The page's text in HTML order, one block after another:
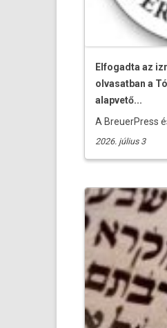
Elfogadta az
olvasatban a
alapvető...
A BreuerPress
2026. július 3